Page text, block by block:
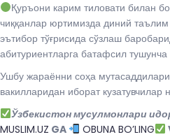
Қуръони карим тиловати билан
чиққанлар юртимизда диний таълим
эътибор тўғрисида сўзлаш
абитуриентларга батафсил
Ушбу жараённи соҳа
вакилларидан иборат кузатувчилар
Ўзбекистон мусулмонлари
MUSLIM.UZ GA OBUNA BO’LING